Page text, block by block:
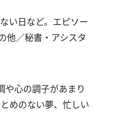
い日など。エピソー
他／秘書・アシスタ
や心の調子があまり
めのない夢、忙しい